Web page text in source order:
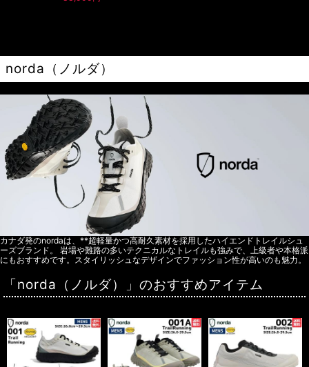
norda（ノルダ）
カナダ発のnordaは、**超軽量かつ高耐久素材を採用したハイエンドトレイルシュ
ーズブランド。 岩場や難路の多いテクニカルなトレイルも強みで、上級者や本格派
にもおすすめです。スタイリッシュなデザインでファッション性が高いのも魅力。
「norda（ノルダ）」のおすすめアイテム